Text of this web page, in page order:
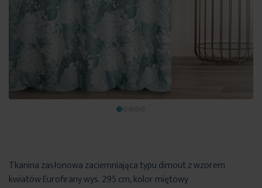
Tkanina zasłonowa zaciemniająca typu dimout z wzorem
kwiatów Eurofirany wys. 295 cm, kolor miętowy